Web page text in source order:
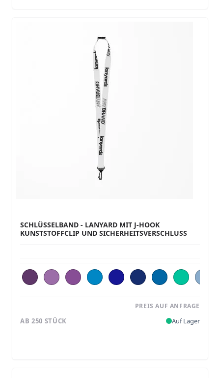
SCHLÜSSELBAND - LANYARD MIT J-HOOK
KUNSTSTOFFCLIP UND SICHERHEITSVERSCHLUSS
PREIS AUF ANFRAGE
AB 250 STÜCK Auf Lager